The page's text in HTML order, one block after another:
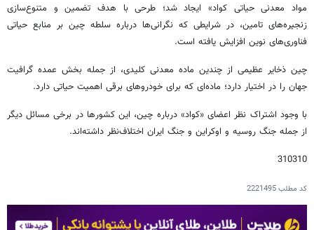
مواد معدنی حیاتی کواد» ایجاد شد؛ طرحی با هدف تضمین و متنوع‌سازی
زنجیره‌های تامین، در شرایطی که نگرانی‌ها درباره سلطه چین بر منابع حیاتی
فناوری‌های نوین افزایش یافته است.
چین ذخایر عظیمی از چندین ماده معدنی کلیدی، از جمله بخش عمده گرافیت
جهان را در اختیار دارد؛ ماده‌ای که برای خودروهای برقی اهمیت حیاتی دارد.
با وجود اشتراک نظر اعضای «کواد» درباره چین، این کشورها در برخی مسائل دیگر
از جمله جنگ روسیه و اوکراین و جنگ ایران اختلاف‌نظر داشته‌اند.
310310
کد مطلب2221495